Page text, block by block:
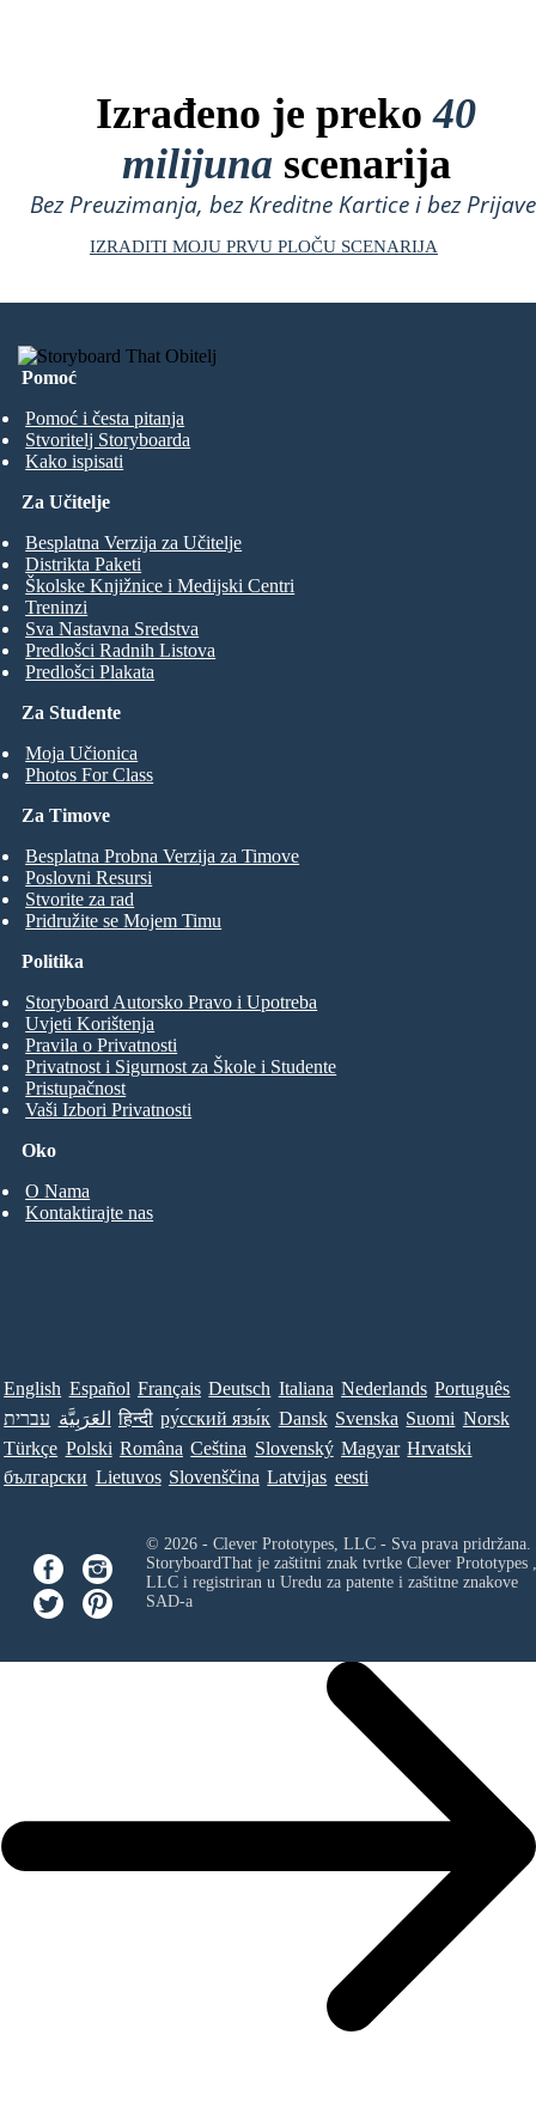
Izrađeno je preko40
milijuna scenarija
Bez Preuzimanja, bez Kreditne Kartice i bez
IZRADITI MOJU PRVU PLOČU SCENARIJA
Pomoć
Pomoć i česta pitanja
Stvoritelj Storyboarda
Kako ispisati
Za Studente
Moja Učionica
Photos For Class
Za Učitelje
Besplatna Verzija za Učitelje
Distrikta Paketi
Školske Knjižnice i Medijski Centri
Treninzi
Sva Nastavna Sredstva
Predlošci Radnih Listova
Predlošci Plakata
Za Timove
Besplatna Probna Verzija za Timove
Poslovni Resursi
Stvorite za rad
Pridružite se Mojem Timu
Oko
O Nama
Kontaktirajte nas
Politika
Storyboard Autorsko Pravo i Upotreba
Uvjeti Korištenja
Pravila o Privatnosti
Privatnost i Sigurnost za Škole i Studente
Pristupačnost
Vaši Izbori Privatnosti
English Español Français Deutsch Italiana Nederlands Português
עברית العَرَبِيَّة हिन्दी ру́сский язы́к Dansk Svenska Suomi Norsk
Türkçe Polski Româna Ceština Slovenský Magyar Hrvatski
български Lietuvos Slovenščina Latvijas eesti
© 2026 - Clever Prototypes, LLC - Sva prava pridržana.
StoryboardThat je zaštitni znak tvrtke Clever Prototypes ,
LLCi registriran u Uredu za patente i zaštitne znakove
SAD-a